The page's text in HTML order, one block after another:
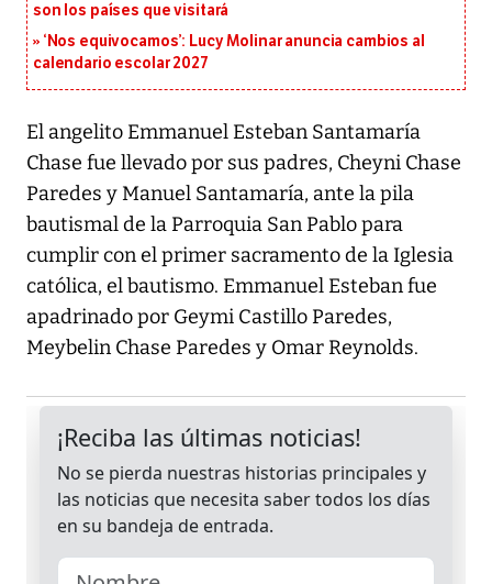
son los países que visitará
‘Nos equivocamos’: Lucy Molinar anuncia cambios al
calendario escolar 2027
El angelito Emmanuel Esteban Santamaría
Chase fue llevado por sus padres, Cheyni Chase
Paredes y Manuel Santamaría, ante la pila
bautismal de la Parroquia San Pablo para
cumplir con el primer sacramento de la Iglesia
católica, el bautismo. Emmanuel Esteban fue
apadrinado por Geymi Castillo Paredes,
Meybelin Chase Paredes y Omar Reynolds.